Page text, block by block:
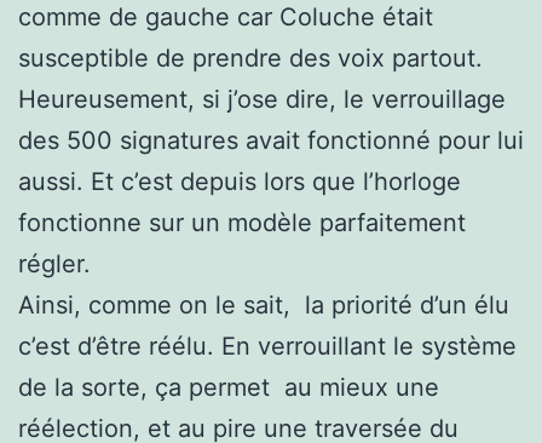
comme de gauche car Coluche était
susceptible de prendre des voix partout.
Heureusement, si j’ose dire, le verrouillage
des 500 signatures avait fonctionné pour lui
aussi. Et c’est depuis lors que l’horloge
fonctionne sur un modèle parfaitement
régler.
Ainsi, comme on le sait, la priorité d’un élu
c’est d’être réélu. En verrouillant le système
de la sorte, ça permet au mieux une
réélection, et au pire une traversée du